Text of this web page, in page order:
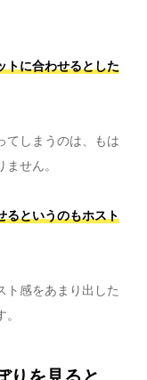
トに合わせるとした
てしまうのは、もは
せん。
るというのもホスト
ト感をあまり出した